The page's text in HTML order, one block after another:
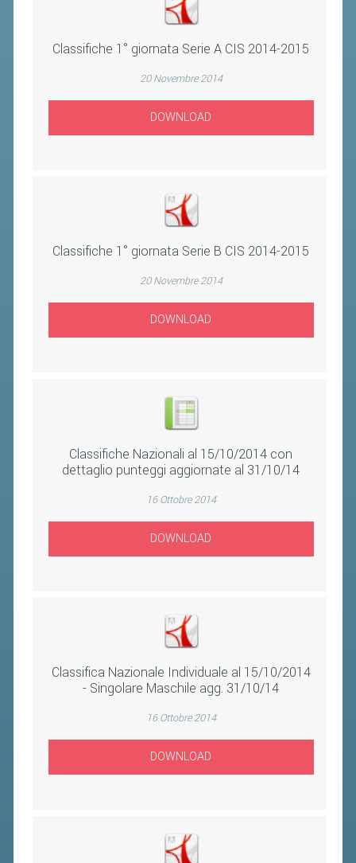
Classifiche 1° giornata Serie A CIS 2014-2015
20 Novembre 2014
DOWNLOAD
Classifiche 1° giornata Serie B CIS 2014-2015
20 Novembre 2014
DOWNLOAD
Classifiche Nazionali al 15/10/2014 con
dettaglio punteggi aggiornate al 31/10/14
16 Ottobre 2014
DOWNLOAD
Classifica Nazionale Individuale al 15/10/2014
- Singolare Maschile agg. 31/10/14
16 Ottobre 2014
DOWNLOAD
BANDI DI GARA E CONTRATTI
SPORTELLO FISCALE
NOVITÀ FISCALI
DOCUMENTI E APPROFONDIMENTI
TAPPE REGIONALI AIRBADMINTON
PICKLEBALL
CLASSIFICHE PICKLEBALL
VOLA CON NOI 2026
RIVISTA BADMANIA
2026
2023
2022
2021
2019
2018